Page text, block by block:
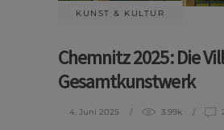
KUNST & KULTUR
Chemnitz 2025: Die
Gesamtkunstwerk
4. Juni 2025 3.99k